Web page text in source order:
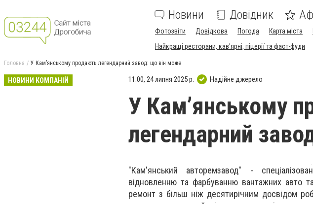
Новини Довідник
Фотозвіти Довідкова Погода Карта міста
Найкращі ресторани, кав'ярні, піцерії та фаст-фуди
Головна У Кам’янському продають легендарний завод: що він може
НОВИНИ КОМПАНІЙ 11:00, 24 липня 2025 р. Надійне джерело
У Кам’янському
легендарний
"Кам'янський авторемзавод" -
відновленню та фарбуванню вантажних авто
ремонт з більш ніж десятирічним досвідом